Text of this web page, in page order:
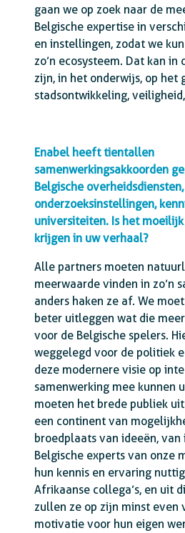
gaan we op zoek naar de
Belgische expertise in
en instellingen, zodat we
zo’n ecosysteem. Dat kan in
zijn, in het onderwijs, op het
stadsontwikkeling,
Enabel heeft tientallen
samenwerkingsakkoorden
Belgische overheidsdiensten,
onderzoeksinstellingen,
universiteiten. Is het
krijgen in uw verhaal?
Alle partners moeten
meerwaarde vinden in zo’n
anders haken ze af. We
beter uitleggen wat die
voor de Belgische spelers.
weggelegd voor de politiek
deze modernere visie op
samenwerking mee kunnen
moeten het brede publiek
een continent van
broedplaats van ideeën, van
Belgische experts van onze
hun kennis en ervaring
Afrikaanse collega’s, en uit
zullen ze op zijn minst even
motivatie voor hun eigen